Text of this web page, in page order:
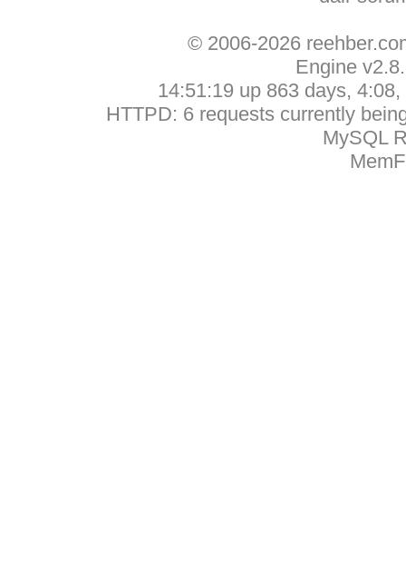
© 2006-2026
Engine
14:51:19 up 863 days,
HTTPD: 6 requests currently
MySQL